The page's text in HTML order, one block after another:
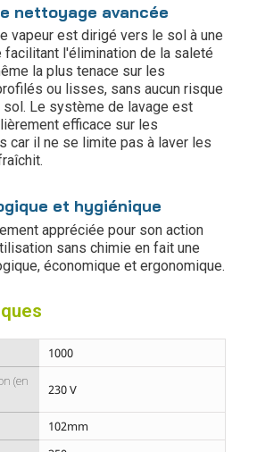
nettoyage avancée
vapeur est dirigé vers le sol à une
facilitant l'élimination de la saleté
la plus tenace sur les
ou lisses, sans aucun risque
sol. Le système de lavage est
efficace sur les
car il ne se limite pas à laver les
et hygiénique
appréciée pour son action
sans chimie en fait une
économique et ergonomique.
1000
(en
230 V
102mm